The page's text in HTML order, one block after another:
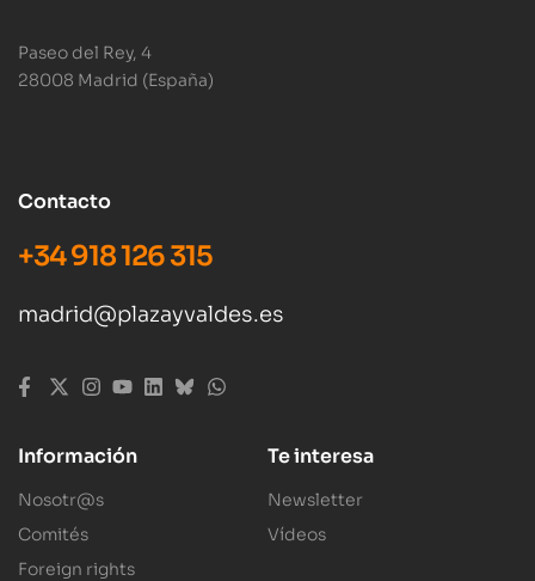
Paseo del Rey, 4
28008 Madrid (España)
Contacto
+34 918 126 315
madrid@plazayvaldes.es
Información
Nosotr@s
Comités
Foreign rights
Te interesa
Newsletter
Vídeos